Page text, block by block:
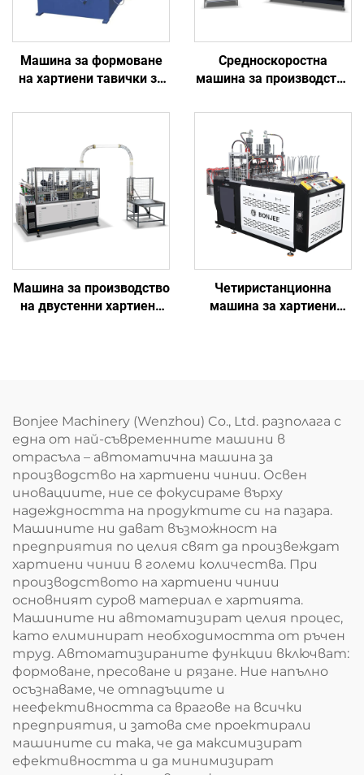
Машина за формоване
на хартиени тавички за
Средноскоростна
машина за производство
единично завъртане
BJC12
Машина за производство
на двустенни хартиени
Четиристанционна
машина за хартиени
Bonjee Machinery (Wenzhou) Co., Ltd. разполага с
една от най-съвременните машини в
отрасъла – автоматична машина за
производство на хартиени чинии. Освен
иновациите, ние се фокусираме върху
надеждността на продуктите си на пазара.
Машините ни дават възможност на
предприятия по целия свят да произвеждат
хартиени чинии в големи количества. При
производството на хартиени чинии
основният суров материал е хартията.
Машините ни автоматизират целия процес,
като елиминират необходимостта от ръчен
труд. Автоматизираните функции включват:
формоване, пресоване и рязане. Ние напълно
осъзнаваме, че отпадъците и
неефективността са врагове на всички
предприятия, и затова сме проектирали
машините си така, че да максимизират
ефективността и да минимизират